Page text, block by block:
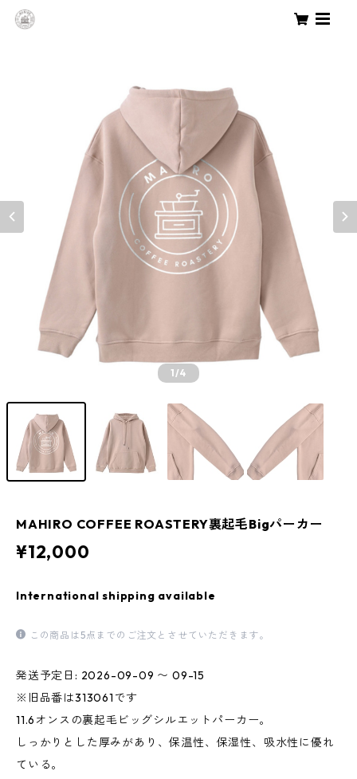
1/4
MAHIRO COFFEE ROASTERY裏起毛Bigパーカー
¥12,000
International shipping available
この商品は5点までのご注文とさせていただきます。
発送予定日: 2026-09-09 〜 09-15
※旧品番は313061です
11.6オンスの裏起毛ビッグシルエットパーカー。
しっかりとした厚みがあり、保温性、保湿性、吸水性に優れ
ている。